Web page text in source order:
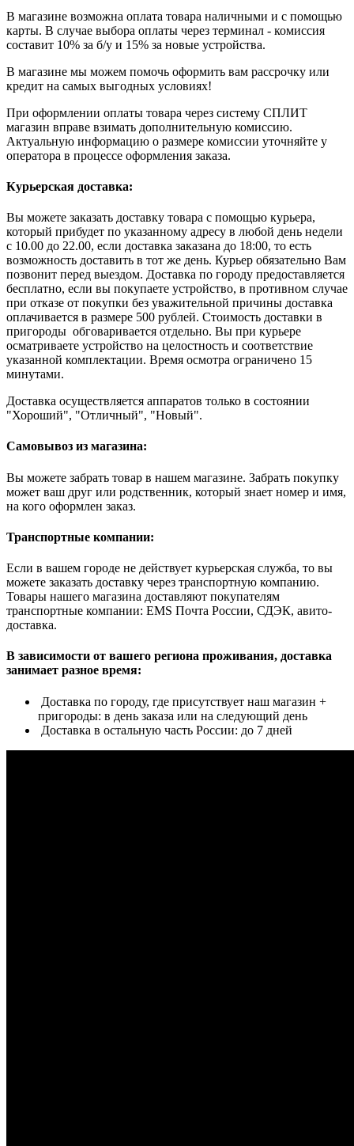
В магазине возможна оплата товара наличными и с помощью
карты. В случае выбора оплаты через терминал - комиссия
составит 10% за б/у и 15% за новые устройства.
В магазине мы можем помочь оформить вам рассрочку или
кредит на самых выгодных условиях!
При оформлении оплаты товара через систему СПЛИТ
магазин вправе взимать дополнительную комиссию.
Актуальную информацию о размере комиссии уточняйте у
оператора в процессе оформления заказа.
Курьерская доставка:
Вы можете заказать доставку товара с помощью курьера,
который прибудет по указанному адресу в любой день недели
с 10.00 до 22.00, если доставка заказана до 18:00, то есть
возможность доставить в тот же день. Курьер обязательно Вам
позвонит перед выездом. Доставка по городу предоставляется
бесплатно, если вы покупаете устройство, в противном случае
при отказе от покупки без уважительной причины доставка
оплачивается в размере 500 рублей. Стоимость доставки в
пригороды обговаривается отдельно. Вы при курьере
осматриваете устройство на целостность и соответствие
указанной комплектации. Время осмотра ограничено 15
минутами.
Доставка осуществляется аппаратов только в состоянии
"Хороший", "Отличный", "Новый".
Самовывоз из магазина:
Вы можете забрать товар в нашем магазине. Забрать покупку
может ваш друг или родственник, который знает номер и имя,
на кого оформлен заказ.
Транспортные компании:
Если в вашем городе не действует курьерская служба, то вы
можете заказать доставку через транспортную компанию.
Товары нашего магазина доставляют покупателям
транспортные компании: EMS Почта России, СДЭК, авито-
доставка.
В зависимости от вашего региона проживания, доставка
занимает разное время:
Доставка по городу, где присутствует наш магазин +
пригороды: в день заказа или на следующий день
Доставка в остальную часть России: до 7 дней